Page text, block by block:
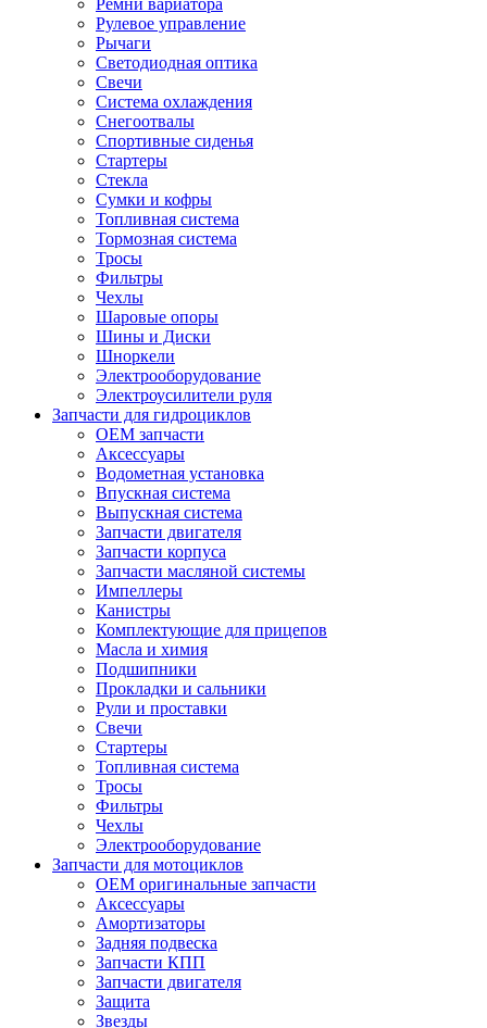
Рулевое управление
Рычаги
Светодиодная оптика
Свечи
Система охлаждения
Снегоотвалы
Спортивные сиденья
Стартеры
Стекла
Сумки и кофры
Топливная система
Тормозная система
Тросы
Фильтры
Чехлы
Шаровые опоры
Шины и Диски
Шноркели
Электрооборудование
Электроусилители руля
Запчасти для гидроциклов
OEM запчасти
Аксессуары
Водометная установка
Впускная система
Выпускная система
Запчасти двигателя
Запчасти корпуса
Запчасти масляной системы
Импеллеры
Канистры
Комплектующие для прицепов
Масла и химия
Подшипники
Прокладки и сальники
Рули и проставки
Свечи
Стартеры
Топливная система
Тросы
Фильтры
Чехлы
Электрооборудование
Запчасти для мотоциклов
OEM оригинальные запчасти
Аксессуары
Амортизаторы
Задняя подвеска
Запчасти КПП
Запчасти двигателя
Защита
Звезды